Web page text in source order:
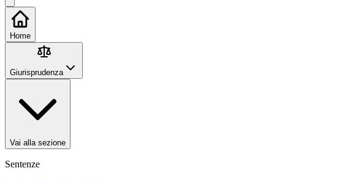
Home
Giurisprudenza
Vai alla sezione
Sentenze